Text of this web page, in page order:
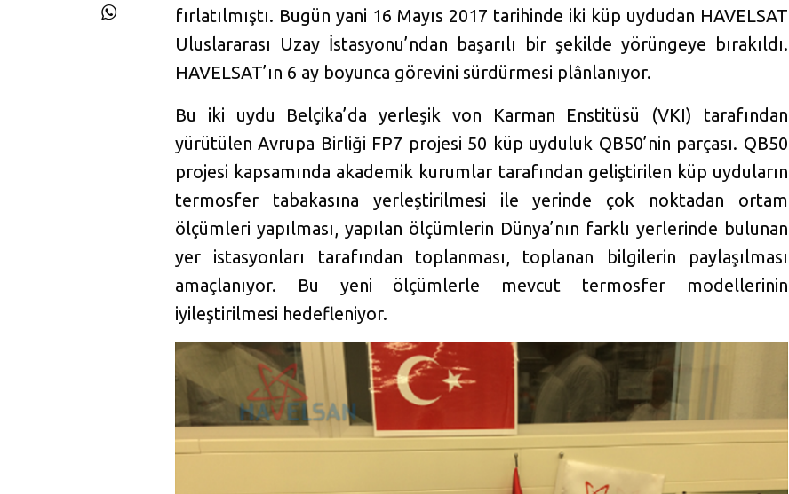
fırlatılmıştı. Bugün yani 16 Mayıs 2017 tarihinde iki küp uydudan HAVELSAT
Uluslararası Uzay İstasyonu’ndan başarılı bir şekilde yörüngeye bırakıldı.
HAVELSAT’ın 6 ay boyunca görevini sürdürmesi plânlanıyor.
Bu iki uydu Belçika’da yerleşik von Karman Enstitüsü (VKI) tarafından
yürütülen Avrupa Birliği FP7 projesi 50 küp uyduluk QB50’nin parçası. QB50
projesi kapsamında akademik kurumlar tarafından geliştirilen küp uyduların
termosfer tabakasına yerleştirilmesi ile yerinde çok noktadan ortam
ölçümleri yapılması, yapılan ölçümlerin Dünya’nın farklı yerlerinde bulunan
yer istasyonları tarafından toplanması, toplanan bilgilerin paylaşılması
amaçlanıyor. Bu yeni ölçümlerle mevcut termosfer modellerinin
iyileştirilmesi hedefleniyor.